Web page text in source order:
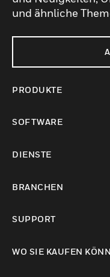
und ähnliche
PRODUKTE
SOFTWARE
DIENSTE
BRANCHEN
SUPPORT
WO SIE KAUFEN